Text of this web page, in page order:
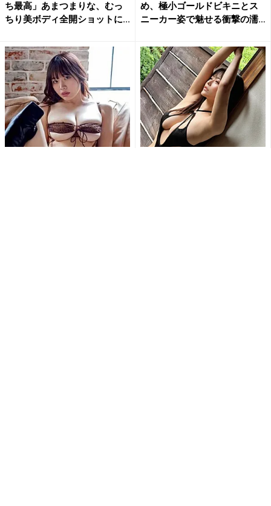
ち最高」あまつまりな、むっ
ちり美ボディ全開ショットに...
め、極小ゴールドビキニとス
ニーカー姿で魅せる衝撃の濡